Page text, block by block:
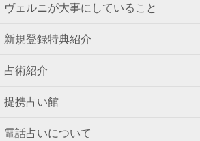
ヴェルニが大事にしていること
新規登録特典紹介
占術紹介
提携占い館
電話占いについて